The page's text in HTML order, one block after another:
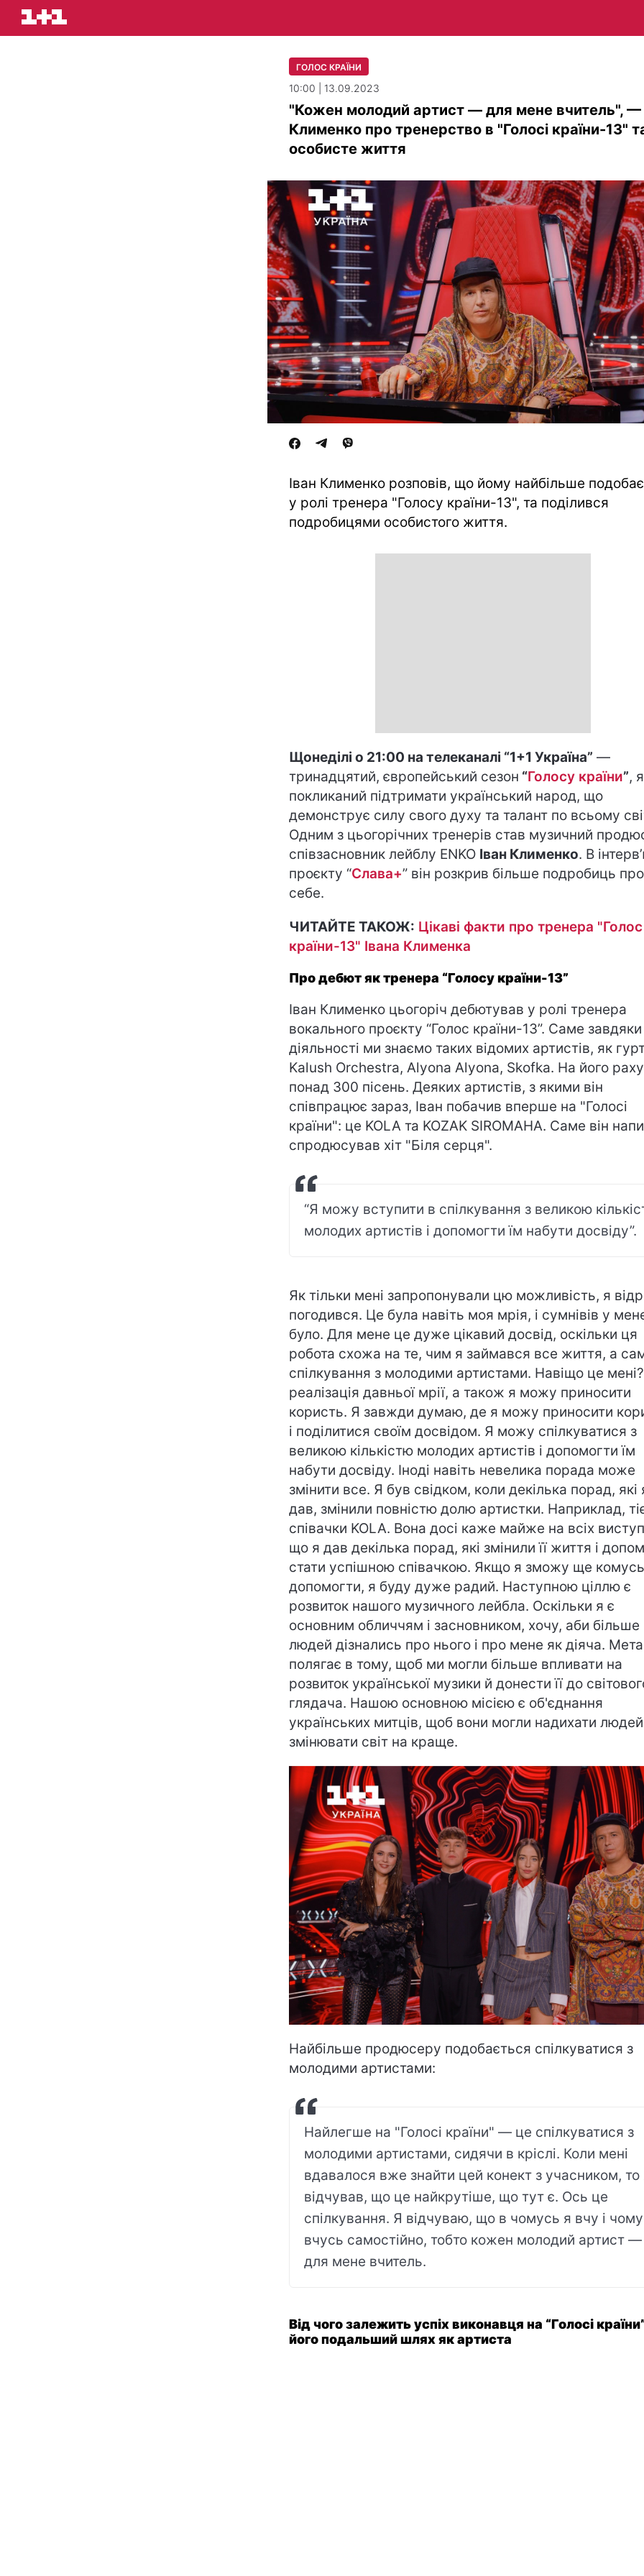
ГОЛОС КРАЇНИ
10:00 | 13.09.2023
"Кожен молодий артист — для мене вчитель", —
Клименко про тренерство в "Голосі країни-13"
особисте життя
Іван Клименко розповів, що йому найбільше
у ролі тренера "Голосу країни-13", та поділився
подробицями особистого життя.
Щонеділі о 21:00 на телеканалі “1+1 Україна” —
тринадцятий, європейський сезон “Голосу країни”,
покликаний підтримати український народ, що
демонструє силу свого духу та талант по всьому
Одним з цьогорічних тренерів став музичний
співзасновник лейблу ENKO Іван Клименко. В
проєкту “Слава+” він розкрив більше подробиць про
себе.
ЧИТАЙТЕ ТАКОЖ: Цікаві факти про тренера "Голос
країни-13" Івана Клименка
Про дебют як тренера “Голосу країни-13”
Іван Клименко цьогоріч дебютував у ролі тренера
вокального проєкту “Голос країни-13”. Саме
діяльності ми знаємо таких відомих артистів, як
Kalush Orchestra, Alyona Alyona, Skofka. На його
понад 300 пісень. Деяких артистів, з якими він
співпрацює зараз, Іван побачив вперше на "Голосі
країни": це KOLA та KOZAK SIROMAHA. Саме він
спродюсував хіт "Біля серця".
“Я можу вступити в спілкування з великою
молодих артистів і допомогти їм набути досвіду”.
Як тільки мені запропонували цю можливість, я
погодився. Це була навіть моя мрія, і сумнівів у
було. Для мене це дуже цікавий досвід, оскільки ця
робота схожа на те, чим я займався все життя, а
спілкування з молодими артистами. Навіщо це
реалізація давньої мрії, а також я можу приносити
користь. Я завжди думаю, де я можу приносити
і поділитися своїм досвідом. Я можу спілкуватися з
великою кількістю молодих артистів і допомогти їм
набути досвіду. Іноді навіть невелика порада може
змінити все. Я був свідком, коли декілька порад, які
дав, змінили повністю долю артистки. Наприклад,
співачки KOLA. Вона досі каже майже на всіх
що я дав декілька порад, які змінили її життя і
стати успішною співачкою. Якщо я зможу ще комусь
допомогти, я буду дуже радий. Наступною ціллю є
розвиток нашого музичного лейбла. Оскільки я є
основним обличчям і засновником, хочу, аби більше
людей дізнались про нього і про мене як діяча. Мета
полягає в тому, щоб ми могли більше впливати на
розвиток української музики й донести її до
глядача. Нашою основною місією є об'єднання
українських митців, щоб вони могли надихати людей
змінювати світ на краще.
Найбільше продюсеру подобається спілкуватися з
молодими артистами:
Найлегше на "Голосі країни" — це спілкуватися з
молодими артистами, сидячи в кріслі. Коли мені
вдавалося вже знайти цей конект з учасником, то
відчував, що це найкрутіше, що тут є. Ось це
спілкування. Я відчуваю, що в чомусь я вчу і
вчусь самостійно, тобто кожен молодий артист —
для мене вчитель.
Від чого залежить успіх виконавця на “Голосі
його подальший шлях як артиста